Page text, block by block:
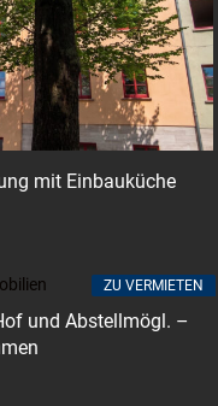
mit Einbauküche
und Abstellmögl. –
ZU VERMIETEN